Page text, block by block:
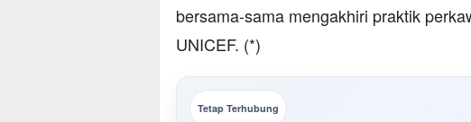
bersama-sama mengakhiri praktik
UNICEF. (*)
Tetap Terhubung